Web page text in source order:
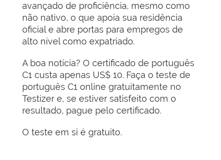
avançado de proficiência, mesmo como
não nativo, o que apoia sua residência
oficial e abre portas para empregos de
alto nível como expatriado.
A boa notícia? O certificado de português
C1 custa apenas US$ 10. Faça o teste de
português C1 online gratuitamente no
Testizer e, se estiver satisfeito com o
resultado, pague pelo certificado.
O teste em si é gratuito.